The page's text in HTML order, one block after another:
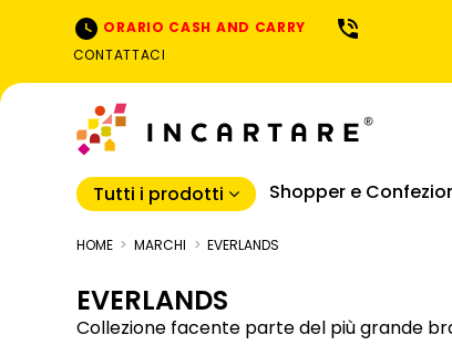
ORARIO CASH AND CARRY
CONTATTACI
Tutti i prodotti Shopper e
HOME MARCHI EVERLANDS
EVERLANDS
Collezione facente parte del più grande